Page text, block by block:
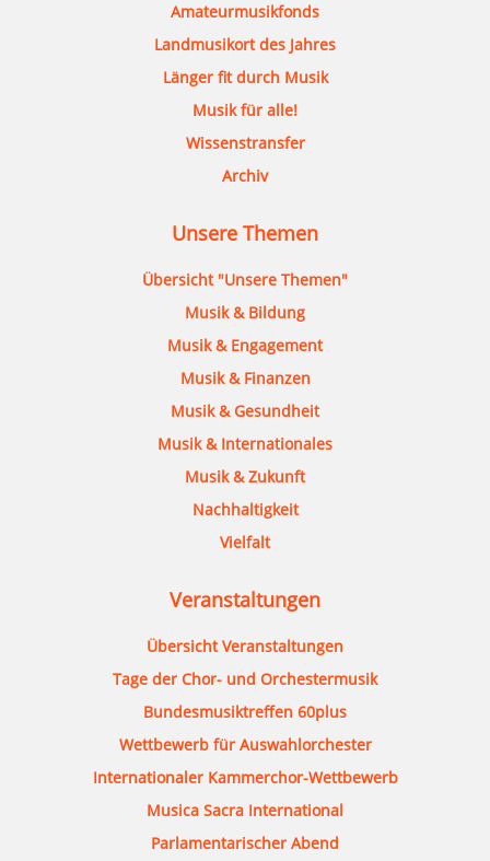
Amateurmusikfonds
Landmusikort des Jahres
Länger fit durch Musik
Musik für alle!
Wissenstransfer
Archiv
Unsere Themen
Übersicht "Unsere Themen"
Musik & Bildung
Musik & Engagement
Musik & Finanzen
Musik & Gesundheit
Musik & Internationales
Musik & Zukunft
Nachhaltigkeit
Vielfalt
Veranstaltungen
Übersicht Veranstaltungen
Tage der Chor- und Orchestermusik
Bundesmusiktreffen 60plus
Wettbewerb für Auswahlorchester
Internationaler Kammerchor-Wettbewerb
Musica Sacra International
Parlamentarischer Abend